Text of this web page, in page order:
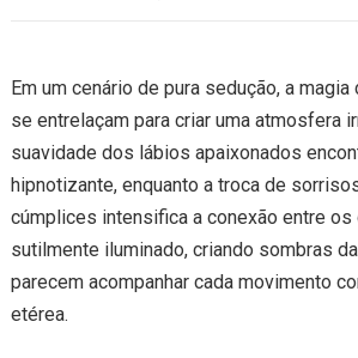
Em um cenário de pura sedução, a
se entrelaçam para criar uma atmosfera
suavidade dos lábios apaixonados
hipnotizante, enquanto a troca de
cúmplices intensifica a conexão entre os
sutilmente iluminado, criando sombras
parecem acompanhar cada movimento
etérea.